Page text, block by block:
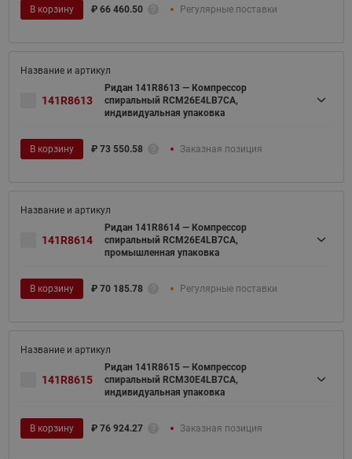
В корзину ₽ 66 460.50 Регулярные поставки
141R8613
Ридан 141R8613 — Компрессор
спиральный RCM26E4LB7CA,
индивидуальная упаковка
В корзину ₽ 73 550.58 Заказная позиция
141R8614
Ридан 141R8614 — Компрессор
спиральный RCM26E4LB7CA,
промышленная упаковка
В корзину ₽ 70 185.78 Регулярные поставки
141R8615
Ридан 141R8615 — Компрессор
спиральный RCM30E4LB7CA,
индивидуальная упаковка
В корзину ₽ 76 924.27 Заказная позиция